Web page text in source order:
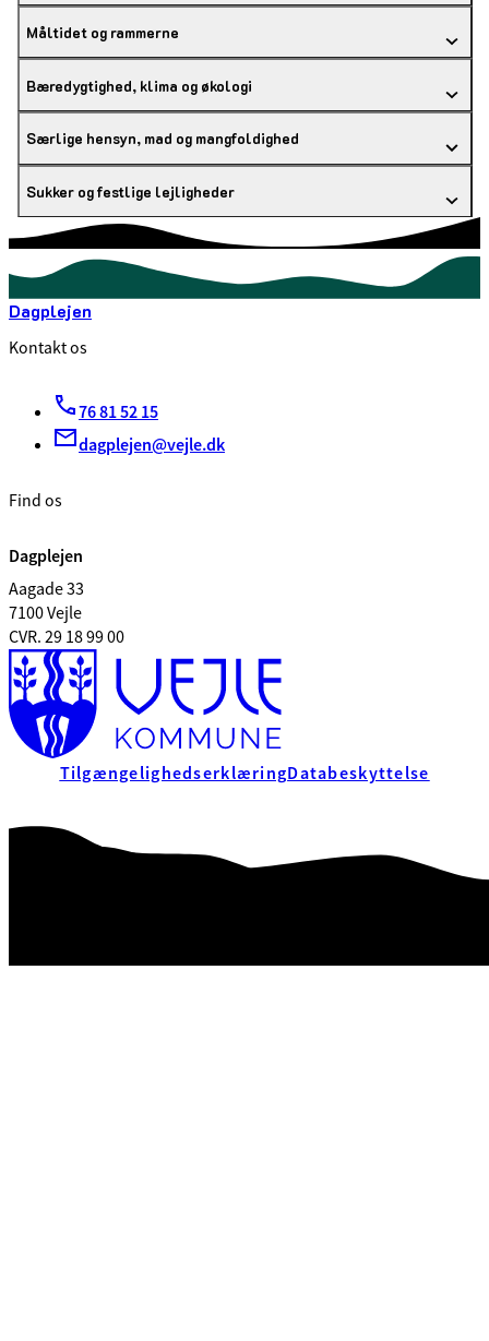
Måltidet og rammerne
Bæredygtighed, klima og økologi
Særlige hensyn, mad og mangfoldighed
Sukker og festlige lejligheder
Dagplejen
Kontakt os
76 81 52 15
dagplejen@vejle.dk
Find os
Dagplejen
Aagade 33
7100 Vejle
CVR. 29 18 99 00
TilgængelighedserklæringDatabeskyttelse